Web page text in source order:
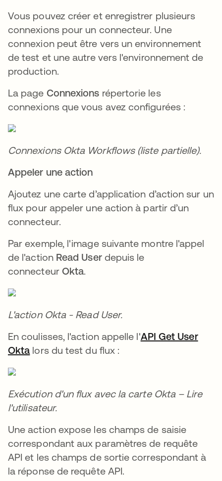
Vous pouvez créer et enregistrer plusieurs
connexions pour un connecteur. Une
connexion peut être vers un environnement
de test et une autre vers l'environnement de
production.
La page Connexions répertorie les
connexions que vous avez configurées :
Connexions Okta Workflows (liste partielle).
Appeler une action
Ajoutez une carte d’application d’action sur un
flux pour appeler une action à partir d’un
connecteur.
Par exemple, l'image suivante montre l'appel
de l'action Read Userdepuis le
connecteur Okta
L'action Okta - Read User.
En coulisses, l'action appelle l'API Get User
Okta s’ouvre dans un nouvel onglet
lors du test du flux :
Exécution d'un flux avec la carte Okta – Lire
l'utilisateur.
Une action expose les champs de saisie
correspondant aux paramètres de requête
API et les champs de sortie correspondant à
la réponse de requête API.